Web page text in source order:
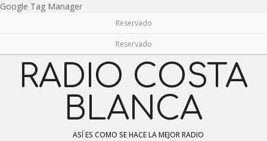
Google Tag ManagerSkip
content
Reservado
Reservado
RADIO COSTA
BLANCA
ASÍ ES COMO SE HACE LA MEJOR RADIO